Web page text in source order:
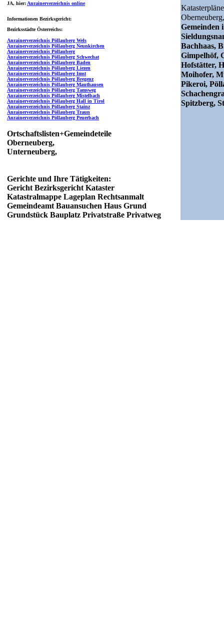
JA, hier: Anrainerverzeichnis online
Informationen Bezirksgericht:
Bezirksstädte Österreichs:
Anrainerverzeichnis Pöllauberg Wels
Anrainerverzeichnis Pöllauberg Neunkirchen
Anrainerverzeichnis Pöllauberg
Anrainerverzeichnis Pöllauberg Schwechat
Anrainerverzeichnis Pöllauberg Baden
Anrainerverzeichnis Pöllauberg Liezen
Anrainerverzeichnis Pöllauberg Imst
Anrainerverzeichnis Pöllauberg Bregenz
Anrainerverzeichnis Pöllauberg Mauthausen
Anrainerverzeichnis Pöllauberg Tamsweg
Anrainerverzeichnis Pöllauberg Mistelbach
Anrainerverzeichnis Pöllauberg Hall in Tirol
Anrainerverzeichnis Pöllauberg Stainz
Anrainerverzeichnis Pöllauberg Traun
Anrainerverzeichnis Pöllauberg Peuerbach
Ortschaftslisten+Gemeindeteile
Oberneuberg,
Unterneuberg,
Gerichte und Ihre Tätigkeiten:
Gericht Bezirksgericht Kataster
Katastralmappe Lageplan Rechtsanmalt
Gemeindeamt Bauansuchen Haus Grund
Grundstück Bauplatz Privatstraße Privatweg
Gemeinden
Bachhaas,
Gimpelhöf,
Hofstätter,
Moihofer,
Pikeroi,
Spitzberg,